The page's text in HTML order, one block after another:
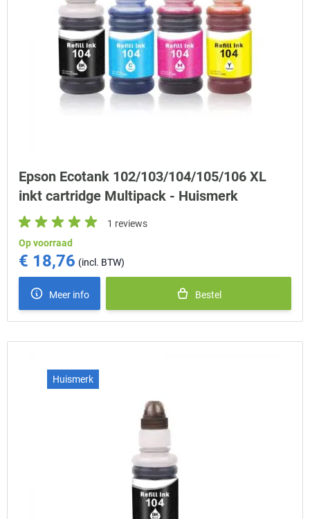
Epson Ecotank 102/103/104/105/106 XL
inkt cartridge Multipack - Huismerk
1 reviews
Op voorraad
€ 18,76
Meer info Bestel
Huismerk